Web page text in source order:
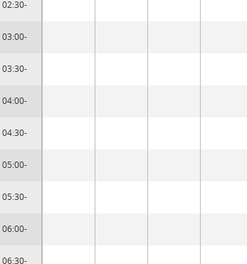
02:30-
03:00-
03:30-
04:00-
04:30-
05:00-
05:30-
06:00-
06:30-